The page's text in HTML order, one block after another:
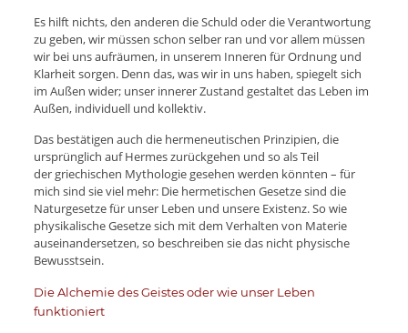
Es hilft nichts, den anderen die Schuld oder die Verantwortung
zu geben, wir müssen schon selber ran und vor allem müssen
wir bei uns aufräumen, in unserem Inneren für Ordnung und
Klarheit sorgen. Denn das, was wir in uns haben, spiegelt sich
im Außen wider; unser innerer Zustand gestaltet das Leben im
Außen, individuell und kollektiv.
Das bestätigen auch die hermeneutischen Prinzipien, die
ursprünglich auf Hermes zurückgehen und so als Teil
der griechischen Mythologie gesehen werden könnten – für
mich sind sie viel mehr: Die hermetischen Gesetze sind die
Naturgesetze für unser Leben und unsere Existenz. So wie
physikalische Gesetze sich mit dem Verhalten von Materie
auseinandersetzen, so beschreiben sie das nicht physische
Bewusstsein.
Die Alchemie des Geistes oder wie unser Leben
funktioniert